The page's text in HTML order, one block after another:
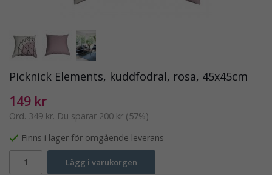
Picknick Elements, kuddfodral, rosa, 45x45cm
149 kr
Ord. 349 kr. Du sparar 200 kr (57%)
Finns i lager för omgående leverans
Lägg i varukorgen